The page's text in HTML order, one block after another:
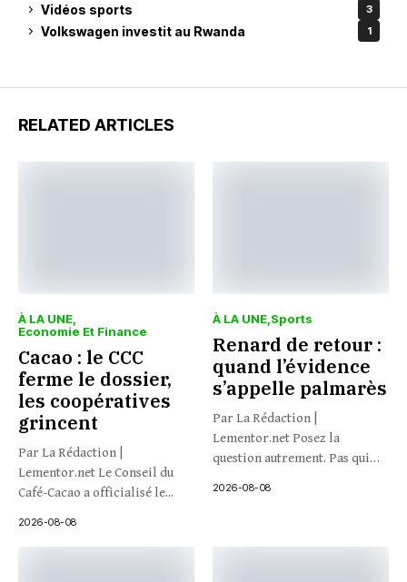
Vidéos sports 3
Volkswagen investit au Rwanda 1
RELATED ARTICLES
À LA UNE
Economie Et Finance
Cacao : le CCC
ferme le dossier,
les coopératives
grincent
Par La Rédaction |
Lementor.net Le Conseil du
Café-Cacao a officialisé le...
2026-08-08
À LA UNE Sports
Renard de retour :
quand l’évidence
s’appelle palmarès
Par La Rédaction |
Lementor.net Posez la
question autrement. Pas qui
2026-08-08